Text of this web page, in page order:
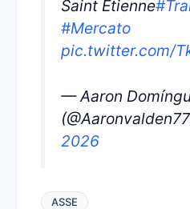
Saint Etienne
#Mercato
pic.twitter.com/
— Aaron
2026
ASSE